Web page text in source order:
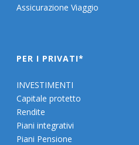
Assicurazione Viaggio
PER I PRIVATI*
INVESTIMENTI
Capitale protetto
Rendite
Piani integrativi
Piani Pensione